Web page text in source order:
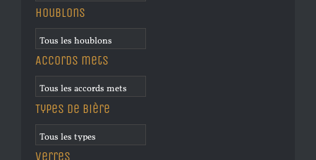
Houblons
Accords mets
Types de bière
Verres